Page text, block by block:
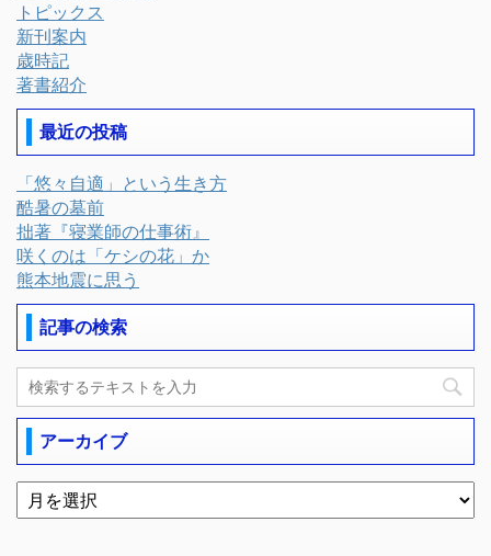
トピックス
新刊案内
歳時記
著書紹介
最近の投稿
「悠々自適」という生き方
酷暑の墓前
拙著『寝業師の仕事術』
咲くのは「ケシの花」か
熊本地震に思う
記事の検索
アーカイブ